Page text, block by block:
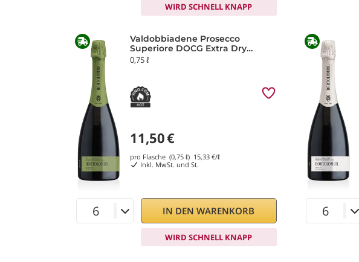
WIRD SCHNELL KNAPP
Valdobbiadene Prosecco
Superiore DOCG Extra Dry
Senior Millesimato 2025
Bortolomiol
0,75 ℓ
11,50€
pro Flasche (0,75 ℓ) 15,33 €/ℓ
Inkl. MwSt. und St.
IN DEN WARENKORB
WIRD SCHNELL KNAPP